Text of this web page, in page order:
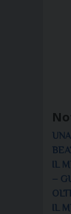
IL
–
IL